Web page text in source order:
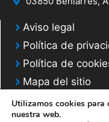
Aviso legal
Política de
Política de
Mapa del sitio
Utilizamos cookies para
nuestra web.